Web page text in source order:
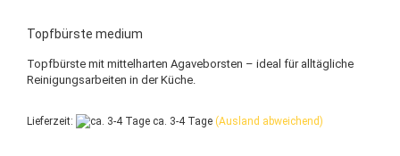
Topfbürste medium
Topfbürste mit mittelharten Agaveborsten – ideal für alltägliche
Reinigungsarbeiten in der Küche.
Lieferzeit: ca. 3-4 Tage (Ausland abweichend)